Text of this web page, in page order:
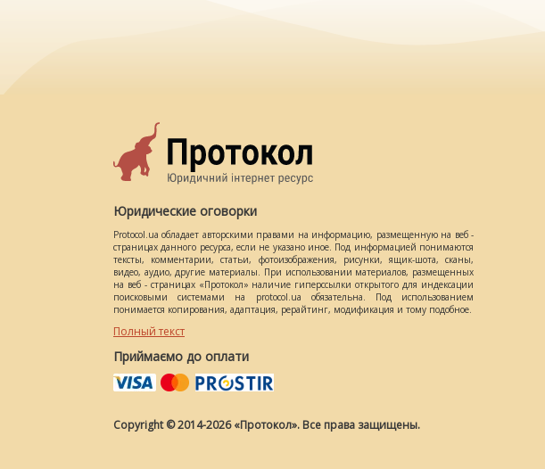
Юридические оговорки
Protocol.ua обладает авторскими правами на информацию, размещенную на веб -
страницах данного ресурса, если не указано иное. Под информацией понимаются
тексты, комментарии, статьи, фотоизображения, рисунки, ящик-шота, сканы,
видео, аудио, другие материалы. При использовании материалов, размещенных
на веб - страницах «Протокол» наличие гиперссылки открытого для индексации
поисковыми системами на protocol.ua обязательна. Под использованием
понимается копирования, адаптация, рерайтинг, модификация и тому подобное.
Полный текст
Приймаємо до оплати
Copyright © 2014-2026 «Протокол». Все права защищены.